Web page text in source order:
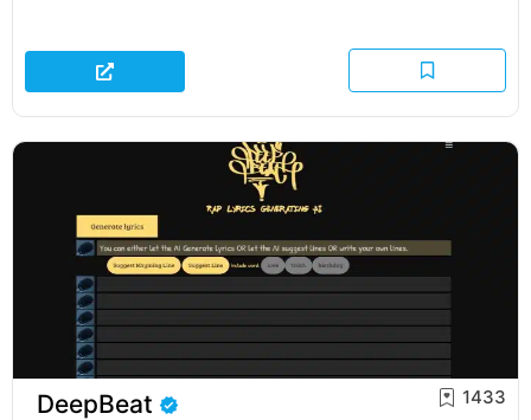
DeepBeat 1433